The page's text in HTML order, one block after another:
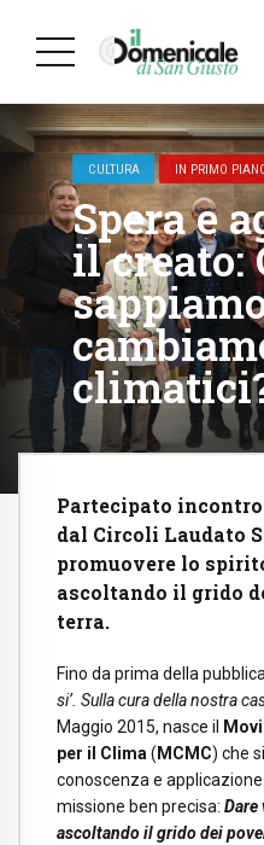
CULTURA IN PRIMO
Spera e
il creato:
Partecipato
dal Circoli Laudato
promuovere lo
ascoltando il grido
terra.
Fino da prima della
si’. Sulla cura della nostra
Maggio 2015, nasce il
per il Clima ( MCMC) che
conoscenza e
missione ben precisa: Dare
ascoltando il grido dei